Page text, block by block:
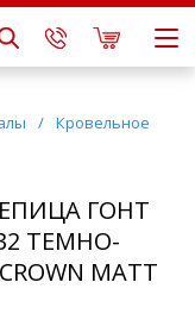
/ Кровельное
ГОНТ
32 ТЕМНО-
MATT